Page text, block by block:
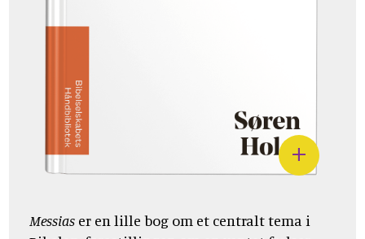
Messias er en lille bog om et centralt tema i